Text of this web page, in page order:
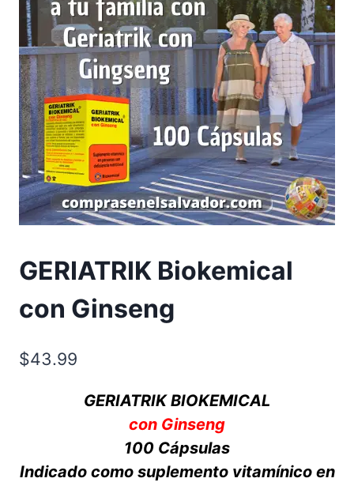
GERIATRIK Biokemical
con Ginseng
$43.99
GERIATRIK BIOKEMICAL
con Ginseng
100 Cápsulas
Indicado como suplemento vitamínico en